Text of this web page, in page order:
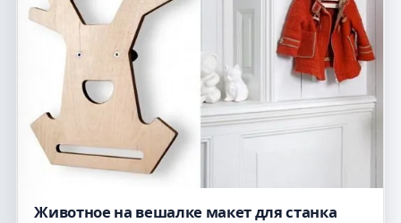
Животное на вешалке макет для станка